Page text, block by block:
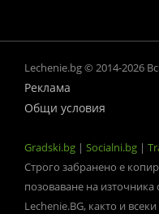
Lechenie.bg © 2014-2026
Реклама
Общи условия
Gradski.bg | Socialni.bg |
Строго забранено е
позоваване на
Lechenie.BG, както и